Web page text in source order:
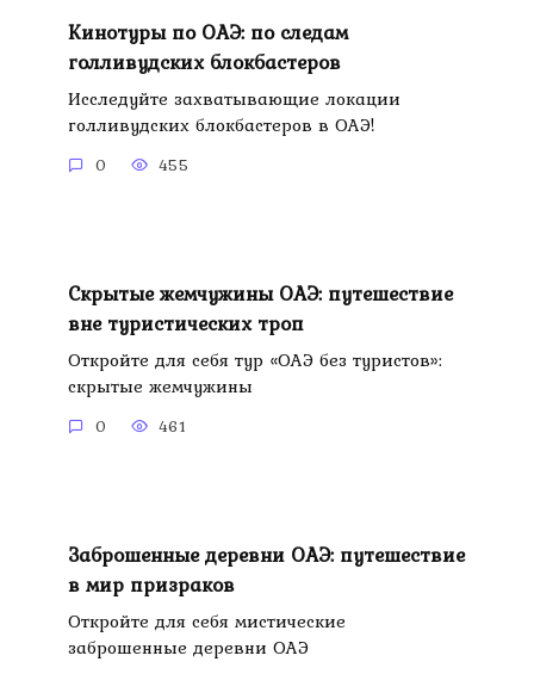
Кинотуры по ОАЭ: по следам
голливудских блокбастеров
Исследуйте захватывающие локации
голливудских блокбастеров в ОАЭ!
0 455
Скрытые жемчужины ОАЭ: путешествие
вне туристических троп
Откройте для себя тур «ОАЭ без туристов»:
скрытые жемчужины
0 461
Заброшенные деревни ОАЭ: путешествие
в мир призраков
Откройте для себя мистические
заброшенные деревни ОАЭ